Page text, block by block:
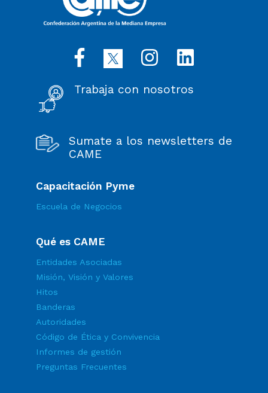
Trabaja con nosotros
Sumate a los newsletters de
CAME
Capacitación Pyme
Escuela de Negocios
Qué es CAME
Entidades Asociadas
Misión, Visión y Valores
Hitos
Banderas
Autoridades
Código de Ética y Convivencia
Informes de gestión
Preguntas Frecuentes